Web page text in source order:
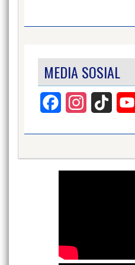
MEDIA SOSIAL
Facebook InstagramTikTok